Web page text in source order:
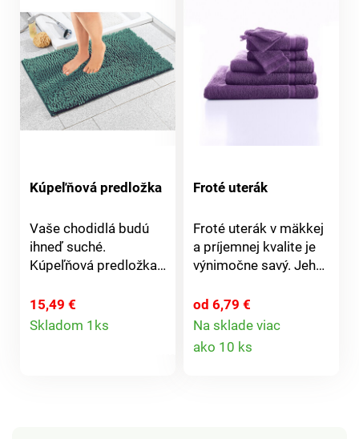
materiálov. Vyrobené
v ČR. Gramáž 400
g/m2. Odporúčané
pranie na 60 °C.
Materiál: 100% bavlna.
100% bavlna buklé
froté. Gramáž: 420
g/m2. Odporúčané
pranie do 60 °C.
Kúpeľňová predložka
Vaše chodidlá budú
ihneď suché.
Kúpeľňová predložka
úžasne mäkká a
okamžite absorbuje
15,49 €
Skladom 1ks
Froté uterák
Froté uterák v mäkkej
a príjemnej kvalite je
výnimočne savý. Jeho
a odolávajú praniu. Je
zdobený tkanou
bordúrou. Uterák
od 6,79 €
Na sklade viac
ako 10 ks